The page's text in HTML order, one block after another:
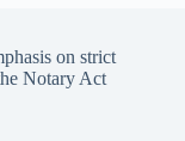
on strict
Notary Act